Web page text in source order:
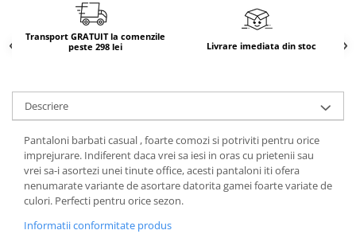
Transport GRATUIT la comenzile
peste 298 lei
Livrare imediata din stoc
Descriere
Pantaloni barbati casual , foarte comozi si potriviti pentru orice
imprejurare. Indiferent daca vrei sa iesi in oras cu prietenii sau
vrei sa-i asortezi unei tinute office, acesti pantaloni iti ofera
nenumarate variante de asortare datorita gamei foarte variate de
culori. Perfecti pentru orice sezon.
Informatii conformitate produs